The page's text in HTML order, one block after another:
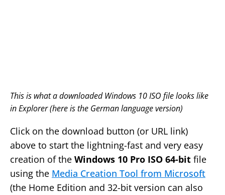
This is what a downloaded Windows 10 ISO file looks like
in Explorer (here is the German language version)
Click on the download button (or URL link)
above to start the lightning-fast and very easy
creation of the Windows 10 Pro ISO 64-bit file
using the Media Creation Tool from Microsoft
(the Home Edition and 32-bit version can also